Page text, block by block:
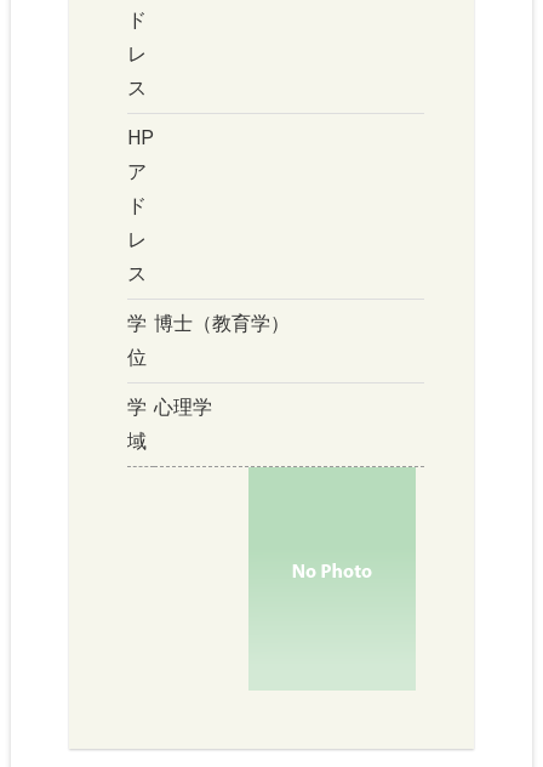
ド
レ
ス
HP
ア
ド
レ
ス
学
位
博士（教育学）
学
域
心理学